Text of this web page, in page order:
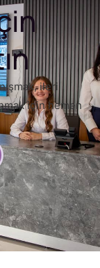
ileri
için hemen